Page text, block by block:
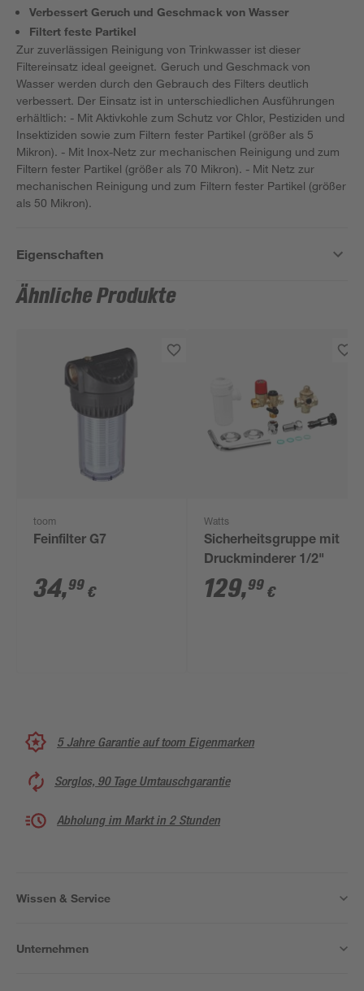
Verbessert Geruch und Geschmack von Wasser
Filtert feste Partikel
Zur zuverlässigen Reinigung von Trinkwasser ist dieser
Filtereinsatz ideal geeignet. Geruch und Geschmack von
Wasser werden durch den Gebrauch des Filters deutlich
verbessert. Der Einsatz ist in unterschiedlichen Ausführungen
erhältlich: - Mit Aktivkohle zum Schutz vor Chlor, Pestiziden und
Insektiziden sowie zum Filtern fester Partikel (größer als 5
Mikron). - Mit Inox-Netz zur mechanischen Reinigung und zum
Filtern fester Partikel (größer als 70 Mikron). - Mit Netz zur
mechanischen Reinigung und zum Filtern fester Partikel (größer
als 50 Mikron).
Eigenschaften
Ähnliche Produkte
toom
Feinfilter G7
34,99 €
Watts
Sicherheitsgruppe mit
Druckminderer 1/2"
129,99 €
5 Jahre Garantie auf toom Eigenmarken
Sorglos, 90 Tage Umtauschgarantie
Abholung im Markt in 2 Stunden
Wissen & Service
Unternehmen